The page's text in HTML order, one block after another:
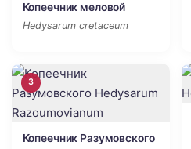
Копеечник меловой
Hedysarum cretaceum
3
Копеечник Разумовского